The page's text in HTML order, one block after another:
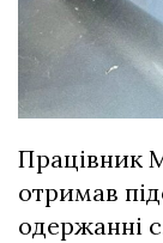
Працівник
отримав
одержанні